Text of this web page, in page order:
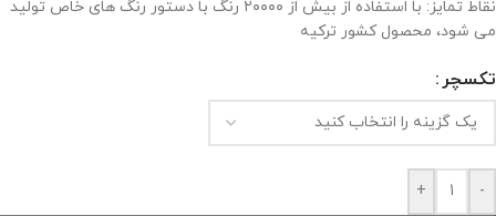
نقاط تمایز: با استفاده از بیش از ۲۰۰۰۰ رنگ با دستور رنگ های خاص تولید
می شود، محصول کشور ترکیه
تکسچر
-
+